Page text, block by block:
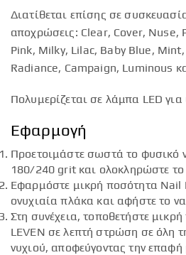
Διατίθεται επίσης σε
αποχρώσεις: Clear, Cover, Nuse,
Pink, Milky, Lilac, Baby Blue,
Radiance, Campaign, Luminous
Πολυμερίζεται σε λάμπα LED για
Εφαρμογή
Προετοιμάστε σωστά το φυσικό
180/240 grit και ολοκληρώστε το
Εφαρμόστε μικρή ποσότητα Nail
ονυχιαία πλάκα και αφήστε το
Στη συνέχεια, τοποθετήστε
LEVEN σε λεπτή στρώση σε όλη
νυχιού, αποφεύγοντας την